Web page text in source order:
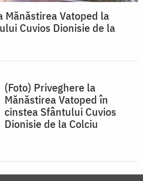
Mănăstirea Vatoped la
Cuvios Dionisie de la
(Foto) Priveghere la
Mănăstirea Vatoped în
cinstea Sfântului Cuvios
Dionisie de la Colciu